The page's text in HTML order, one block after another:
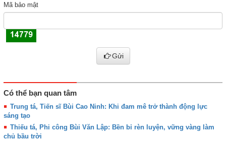
Mã bảo mật
Gửi
Có thể bạn quan tâm
Trung tá, Tiến sĩ Bùi Cao Ninh: Khi đam mê trở thành động lực
sáng tạo
Thiếu tá, Phi công Bùi Văn Lập: Bền bỉ rèn luyện, vững vàng làm
chủ bầu trời